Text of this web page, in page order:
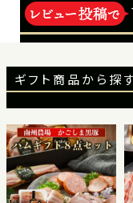
ギフト商品から探